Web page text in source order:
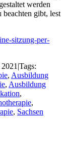
werden
beachten gibt, lest
sitzung-per-
|Tags:
, Ausbildung
, Ausbildung
,
,
, Sachsen